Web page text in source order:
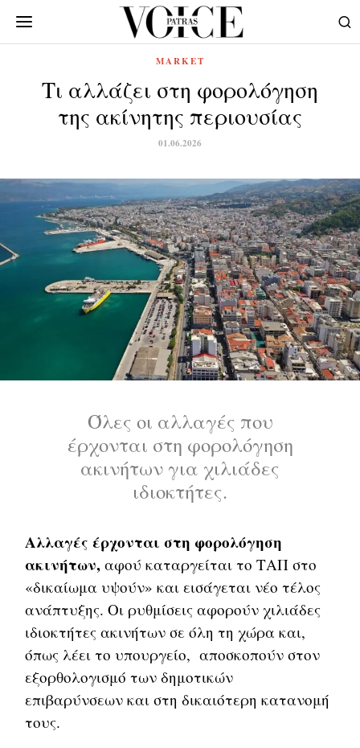
MARKET
Tι αλλάζει στη φορολόγηση
της ακίνητης περιουσίας
01.06.2026
Όλες οι αλλαγές που
έρχονται στη φορολόγηση
ακινήτων για χιλιάδες
ιδιοκτήτες.
Αλλαγές έρχονται στη φορολόγηση
ακινήτων, αφού καταργείται το ΤΑΠ στο
«δικαίωμα υψούν» και εισάγεται νέο τέλος
ανάπτυξης. Οι ρυθμίσεις αφορούν χιλιάδες
ιδιοκτήτες ακινήτων σε όλη τη χώρα και,
όπως λέει το υπουργείο, αποσκοπούν στον
εξορθολογισμό των δημοτικών
επιβαρύνσεων και στη δικαιότερη κατανομή
τους.